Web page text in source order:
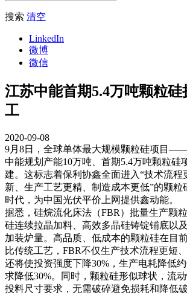
搜索 清空
LinkedIn
微博
微信
江苏中能首期5.4万吨颗粒
工
2020-09-08
9月8日，全球单体最大规模颗粒硅项目
中能规划产能10万吨、首期5.4万吨颗粒硅
建。这标志着保利协鑫全面进入“技术流程
新、生产工艺更精、制造成本更低”的颗粒
时代，为中国光伏平价上网提供鑫动能。
据悉，硅烷流化床法（FBR）批量生产颗
硅连续拉晶加料、高效多晶硅铸锭铺底以
加装炉量。高品质、低成本的颗粒硅在目
比传统工艺，FBR不仅生产技术流程更短
还将使投资强度下降30%，生产电耗降低
求降低30%。同时，颗粒硅形似球状，流
投料尺寸要求，无需破碎避免损耗和降低